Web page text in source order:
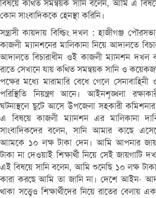
বিষয়ে কথিত সমন্বয়ক সানি বলেন, আমি এ
কোন সাংবাদিককে হেনস্থা করিনি।
সন্ত্রাসী কায়দায় বিল্ডিং দখল : হাজীগঞ্জ
কাজলী ম্যানশনের মালিকানা নিয়ে আদালতে
আদালতে বিচারাধীন ওই কাজলী ম্যানশন
রাতে সেখানে যায় কথিত সমন্বয়ক সানি ও
পক্ষের মধ্যে মারামারি বেধে গেলে
পরিস্থিতি নিয়ন্ত্রণ আনে। আইনশৃঙ্খলা
ঘটনাস্থলে ছুটে আসে উপজেলা সহকারী
এ বিষয়ে কাজলী ম্যানশন এর মালিকানা
সাংবাদিকদের বলেন, সানি আমার কাছে
আামকে ১০ লক্ষ টাকা দেন। আমি আপনার
টাকা না দেওয়াই শিক্ষার্থী নিয়ে সেই
এই বিষয়ে সানি বলেন, আমি শুনেছি ১০ লক্ষ
কারা করছে আমি তা জানি না। দেশে আইন-
থাকা সত্ত্বেও শিক্ষার্থীদের নিয়ে রাতের